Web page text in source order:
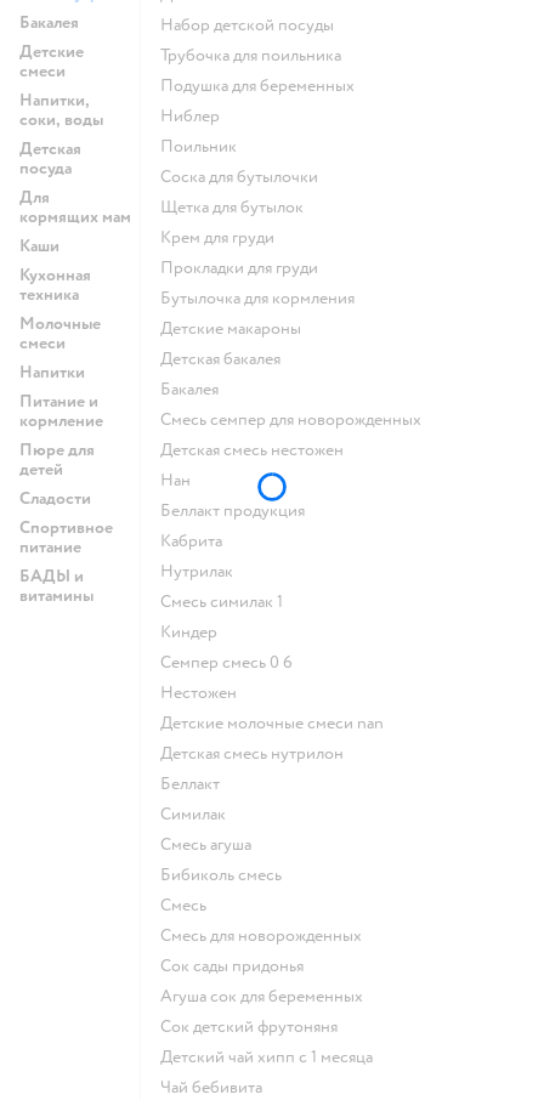
Бакалея
Детские
смеси
Напитки,
соки, воды
Детская
посуда
Для
кормящих мам
Каши
Кухонная
техника
Молочные
смеси
Напитки
Питание и
кормление
Пюре для
детей
Сладости
Спортивное
питание
БАДЫ и
витамины
набор детской посуды
трубочка для поильника
подушка для беременных
ниблер
поильник
соска для бутылочки
щетка для бутылок
крем для груди
прокладки для груди
бутылочка для кормления
детские макароны
детская бакалея
бакалея
смесь семпер для новорожденных
детская смесь нестожен
нан
беллакт продукция
кабрита
нутрилак
смесь симилак 1
киндер
семпер смесь 0 6
нестожен
Детские молочные смеси nan
детская смесь нутрилон
беллакт
симилак
смесь агуша
бибиколь смесь
смесь
смесь для новорожденных
сок сады придонья
агуша сок для беременных
сок детский фрутоняня
детский чай хипп с 1 месяца
чай бебивита